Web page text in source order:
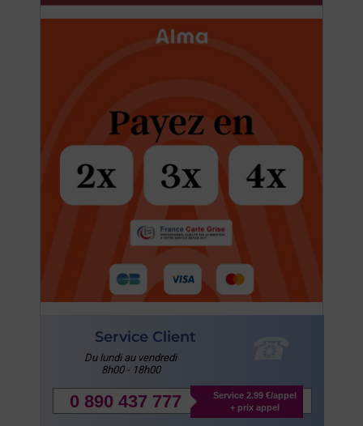
Service Client
Du lundi au vendredi
8h00 - 18h00
0 890 437 777
Service 2.99 €/appel
+ prix appel